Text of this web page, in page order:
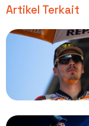
Artikel Terkait